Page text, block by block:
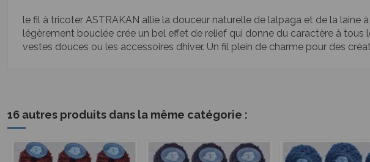
le fil à tricoter ASTRAKAN allie la douceur naturelle de lalpaga et de la
légèrement bouclée crée un bel effet de relief qui donne du caractère à
vestes douces ou les accessoires dhiver. Un fil plein de charme pour des
16 autres produits dans la même catégorie :